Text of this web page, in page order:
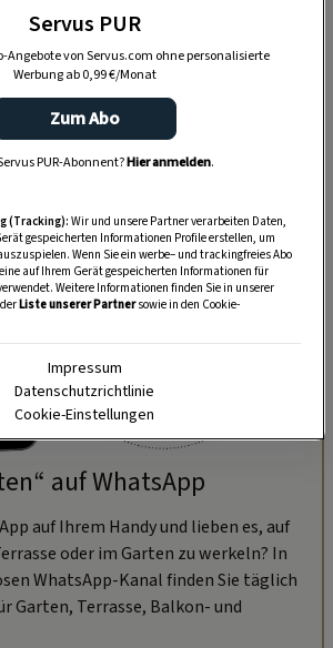
g Olivenöl aufgießen,
und einen Monat ziehen lassen.
25 g mit dem Jojoba-, Kokos-
mischen.
auf WhatsApp
auf Ihrem Handy und lieben es, auf
oder im Garten zu werkeln? In
WhatsApp-Kanal finden Sie täglich
Garten, Terrasse, Balkon- und
Servus PUR
Angebote von Servus.com ohne personalisierte
Werbung ab 0,99 €/Monat
Zum Abo
PUR-Abonnent?Hier anmelden.
(Tracking):Wir und unsere Partner verarbeiten Daten,
gespeicherten Informationen Profile erstellen, um
Wenn Sie ein werbe– und trackingfreies Abo
auf Ihrem Gerät gespeicherten Informationen für
Weitere Informationen finden Sie in unserer
Liste unserer Partnersowie in den Cookie-
Impressum
Datenschutzrichtlinie
Cookie-Einstellungen